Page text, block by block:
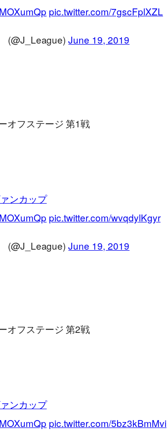
pic.twitter.com/7gscFplXZL
(@J_League)June 19, 2019
オフステージ 第1戦
ンカップ
pic.twitter.com/wvqdylKgyr
(@J_League)June 19, 2019
オフステージ 第2戦
ンカップ
pic.twitter.com/5bz3kBmMvi